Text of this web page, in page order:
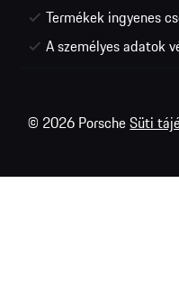
Termékek ingyenes
A személyes adatok
© 2026 PorscheSüti